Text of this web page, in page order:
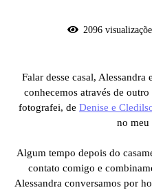
2096
Falar desse casal,
conhecemos através de
fotografei, de Denise e
no meu
Algum tempo depois do
contato comigo e
Alessandra conversamos por